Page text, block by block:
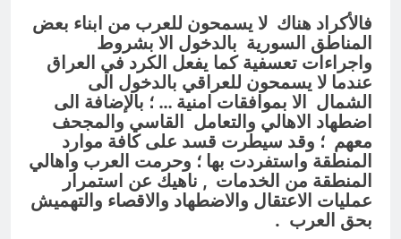
فالأكراد هناك لا يسمحون للعرب من ابناء بعض
المناطق السورية بالدخول الا بشروط
واجراءات تعسفية كما يفعل الكرد في العراق
عندما لا يسمحون للعراقي بالدخول الى
الشمال الا بموافقات امنية … ؛ بالإضافة الى
اضطهاد الاهالي والتعامل القاسي والمجحف
معهم ؛ وقد سيطرت قسد على كافة موارد
المنطقة واستفردت بها ؛ وحرمت العرب واهالي
المنطقة من الخدمات , ناهيك عن استمرار
عمليات الاعتقال والاضطهاد والاقصاء والتهميش
بحق العرب .